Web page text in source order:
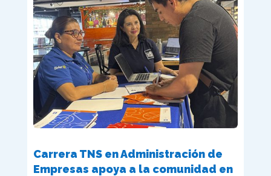
Carrera TNS en Administración de
Empresas apoya a la comunidad en